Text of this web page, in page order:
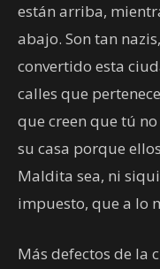
están arriba,
abajo. Son tan
convertido esta
calles que
que creen que tú
su casa porque
Maldita sea, ni
impuesto, que a lo
Más defectos de la